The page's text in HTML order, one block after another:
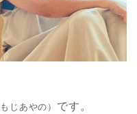
もじあやの） です。